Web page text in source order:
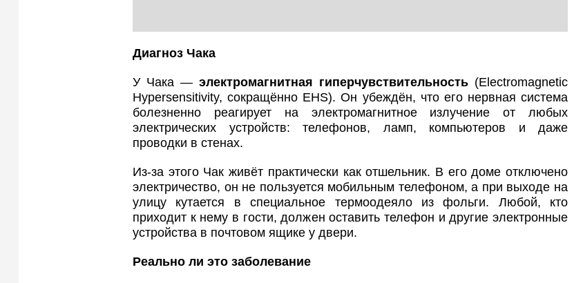
Диагноз Чака
У Чака — электромагнитная гиперчувствительность (Electromagnetic
Hypersensitivity, сокращённо EHS). Он убеждён, что его нервная система
болезненно реагирует на электромагнитное излучение от любых
электрических устройств: телефонов, ламп, компьютеров и даже
проводки в стенах.
Из-за этого Чак живёт практически как отшельник. В его доме отключено
электричество, он не пользуется мобильным телефоном, а при выходе на
улицу кутается в специальное термоодеяло из фольги. Любой, кто
приходит к нему в гости, должен оставить телефон и другие электронные
устройства в почтовом ящике у двери.
Реально ли это заболевание